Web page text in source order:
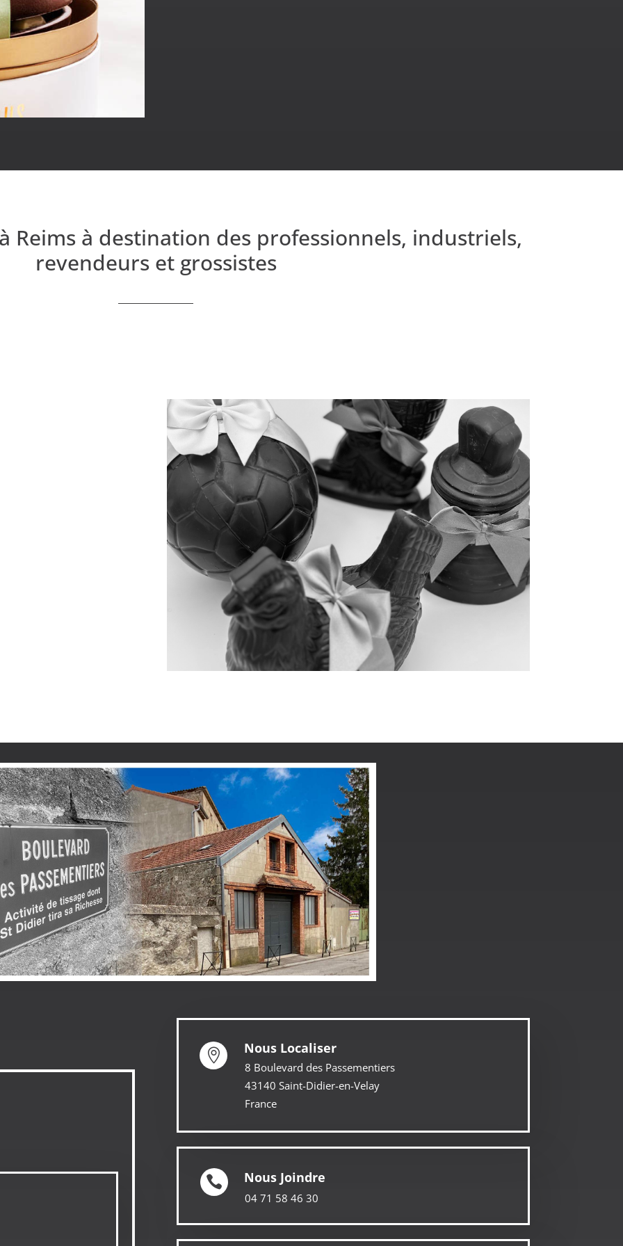
Reims à destination des professionnels, industriels,
revendeurs et grossistes
 Nous Localiser
8 Boulevard des Passementiers
43140 Saint-Didier-en-Velay
France
 Nous Joindre
04 71 58 46 30